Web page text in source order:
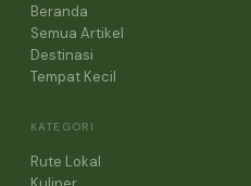
Beranda
Semua Artikel
Destinasi
Tempat Kecil
KATEGORI
Rute Lokal